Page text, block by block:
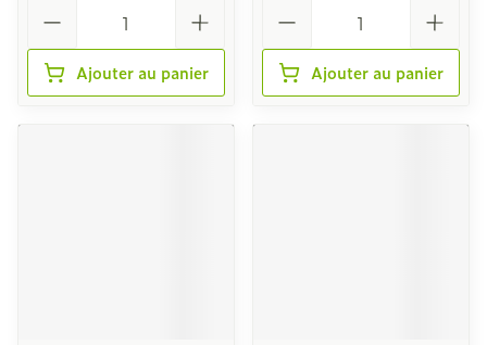
Ajouter au panier Ajouter au panier